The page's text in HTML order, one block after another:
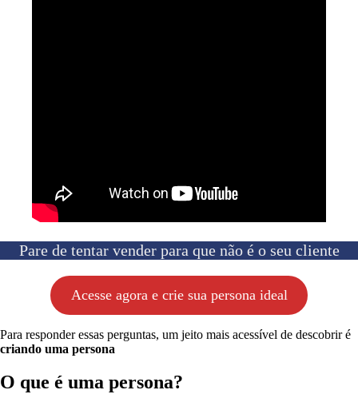
Pare de tentar vender para que não é o seu cliente
Acesse agora e crie sua persona ideal
Para responder essas perguntas, um jeito mais acessível de descobrir é
criando uma persona
O que é uma persona?